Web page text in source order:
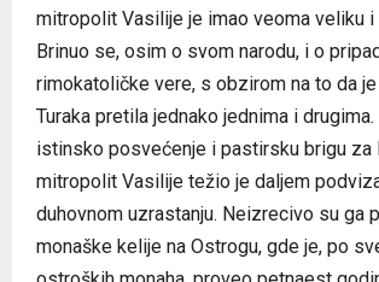
mitropolit Vasilije je imao veoma veliku i
Brinuo se, osim o svom narodu, i o
rimokatoličke vere, s obzirom na to da
Turaka pretila jednako jednima i drugima.
istinsko posvećenje i pastirsku brigu za
mitropolit Vasilije težio je daljem
duhovnom uzrastanju. Neizrecivo su ga
monaške kelije na Ostrogu, gde je, po